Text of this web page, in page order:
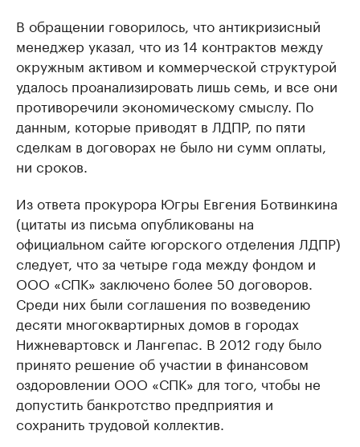
В обращении говорилось, что антикризисный
менеджер указал, что из 14 контрактов между
окружным активом и коммерческой структурой
удалось проанализировать лишь семь, и все они
противоречили экономическому смыслу. По
данным, которые приводят в ЛДПР, по пяти
сделкам в договорах не было ни сумм оплаты,
ни сроков.
Из ответа прокурора Югры Евгения Ботвинкина
(цитаты из письма опубликованы на
официальном сайте югорского отделения ЛДПР)
следует, что за четыре года между фондом и
ООО «СПК» заключено более 50 договоров.
Среди них были соглашения по возведению
десяти многоквартирных домов в городах
Нижневартовск и Лангепас. В 2012 году было
принято решение об участии в финансовом
оздоровлении ООО «СПК» для того, чтобы не
допустить банкротство предприятия и
сохранить трудовой коллектив.